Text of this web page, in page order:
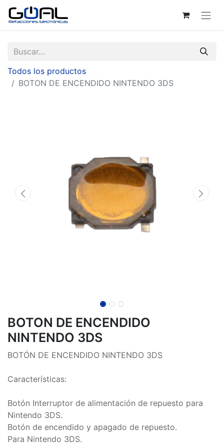
Todos los productos
BOTON DE ENCENDIDO NINTENDO 3DS
BOTON DE ENCENDIDO
NINTENDO 3DS
BOTÓN DE ENCENDIDO NINTENDO 3DS
Características:
Botón Interruptor de alimentación de repuesto para
Nintendo 3DS.
Botón de encendido y apagado de repuesto.
Para Nintendo 3DS.